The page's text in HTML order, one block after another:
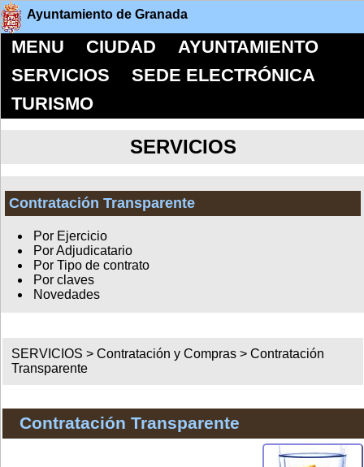
Ayuntamiento de Granada
MENU CIUDAD
AYUNTAMIENTO
SERVICIOS
SEDE ELECTRÓNICA
TURISMO
SERVICIOS
Contratación Transparente
Por Ejercicio
Por Adjudicatario
Por Tipo de contrato
Por claves
Novedades
SERVICIOS >Contratación y Compras >Contratación
Transparente
Contratación Transparente